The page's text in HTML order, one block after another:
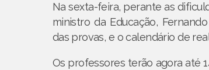
Na sexta-feira, perante as
ministro da Educação,
das provas, e o calendário de
Os professores terão agora até